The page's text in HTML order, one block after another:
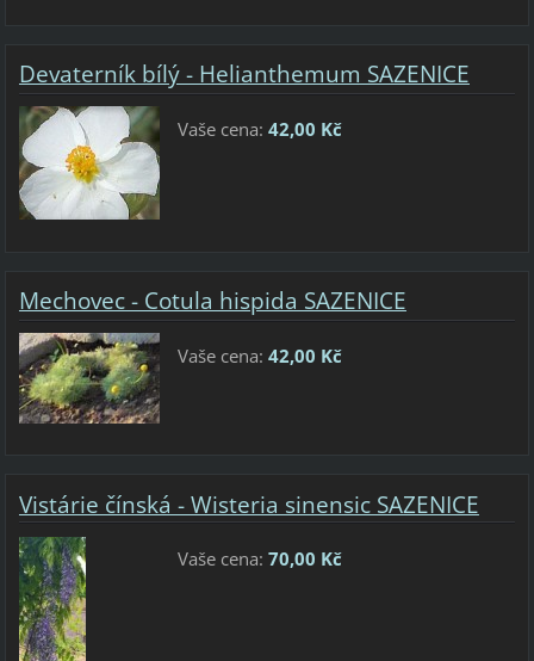
Devaterník bílý - Helianthemum SAZENICE
Vaše cena: 42,00 Kč
Mechovec - Cotula hispida SAZENICE
Vaše cena: 42,00 Kč
Vistárie čínská - Wisteria sinensic SAZENICE
Vaše cena: 70,00 Kč